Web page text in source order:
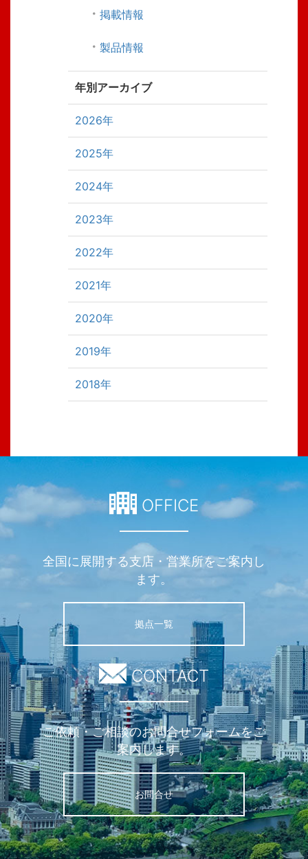
掲載情報
製品情報
年別アーカイブ
2026年
2025年
2024年
2023年
2022年
2021年
2020年
2019年
2018年
OFFICE
全国に展開する支店・営業所をご案内し
ます。
拠点一覧
CONTACT
ご依頼・ご相談のお問合せフォームをご
案内します。
お問合せ